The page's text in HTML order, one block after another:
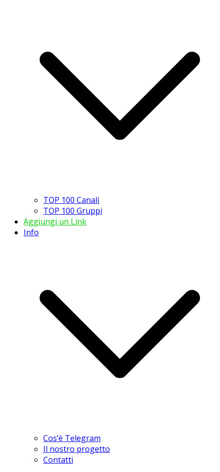
TOP 100 Canali
TOP 100 Gruppi
Aggiungi un Link
Info
Cos’è Telegram
Il nostro progetto
Contatti